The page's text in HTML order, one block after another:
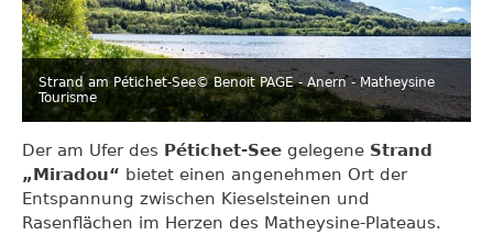
Strand am Pétichet-See© Benoit PAGE - Anern - Matheysine
Tourisme
Der am Ufer des Pétichet-See gelegene Strand
„Miradou“ bietet einen angenehmen Ort der
Entspannung zwischen Kieselsteinen und
Rasenflächen im Herzen des Matheysine-Plateaus.